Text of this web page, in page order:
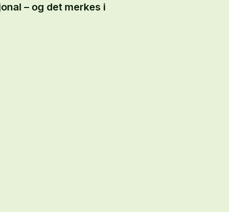
– og det merkes i